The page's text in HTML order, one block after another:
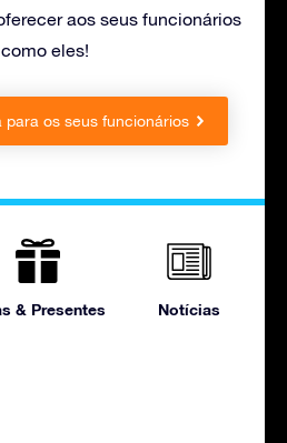
aos seus funcionários
eles!
para os seus funcionários
& Presentes Notícias